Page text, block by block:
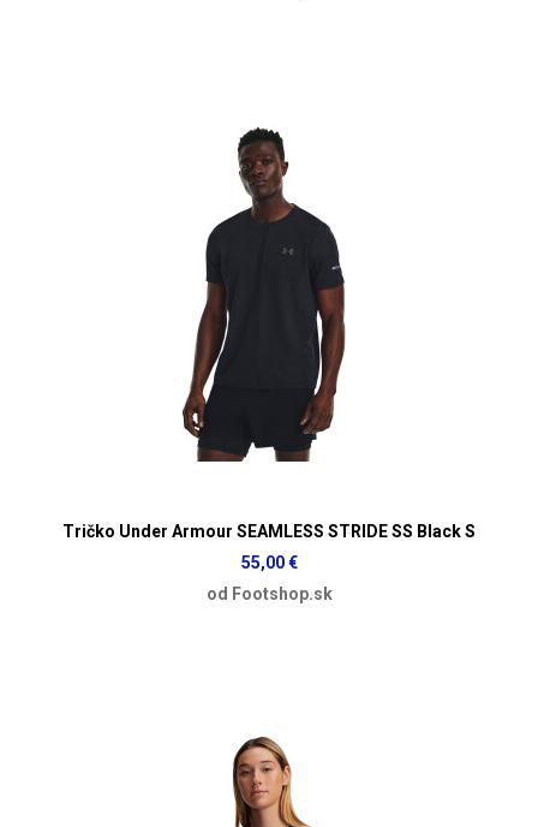
Tričko Under Armour SEAMLESS STRIDE SS Black S
55,00 €
od Footshop.sk